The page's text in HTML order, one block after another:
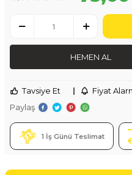
HEMEN AL
Tavsiye Et |
Fiyat
Paylaş
1 İş Günü Teslimat